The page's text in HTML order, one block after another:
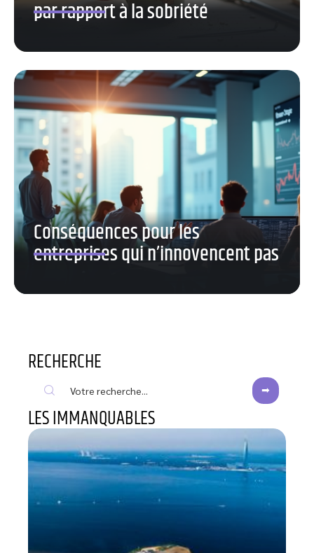
par rapport à la sobriété
Conséquences pour les
entreprises qui n’innovencent pas
RECHERCHE
LES IMMANQUABLES